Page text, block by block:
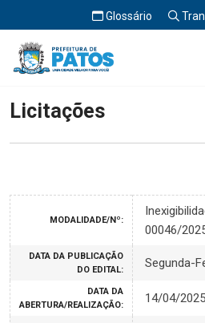
Glossário
Início Licitações
Licitações
MODALIDADE/Nº:
00046/
DATA DA PUBLICAÇÃO
DO EDITAL:
Segunda-
DATA DA
ABERTURA/REALIZAÇÃO:
14/04/2025